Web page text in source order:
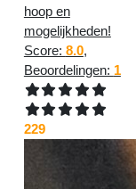
hoop en
mogelijkheden!
Score: 8.0,
Beoordelingen: 1
229